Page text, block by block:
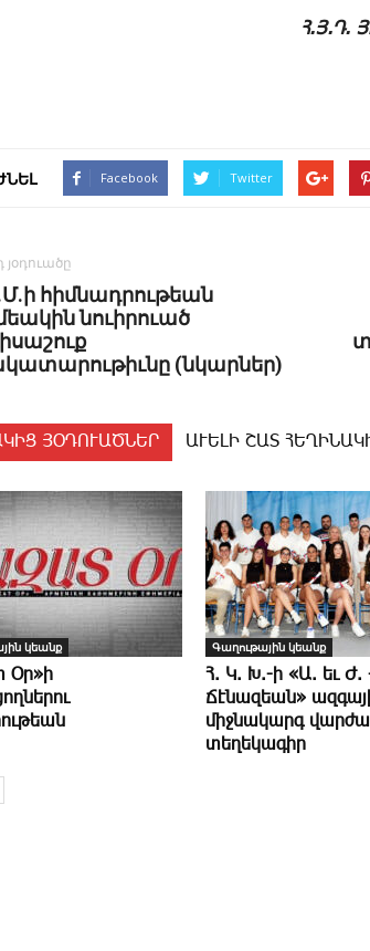
Հ.Յ.Դ.
Facebook Twitter
հիմնադրութեան
նուիրուած
(նկարներ)
ՅՕԴՈՒԱԾՆԵՐ ԱՒԵԼԻ ՇԱՏ
կեանք
Օր»ի
Գաղութային կեանք
Հ. Կ. Խ.-ի «Ա. եւ
Ճէնազեան»
միջնակարգ
տեղեկագիր